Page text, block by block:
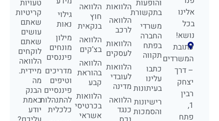
אלינו
בכל
נושא!
כתובת
המשרדים
– דרך
יצחק
רבין
1,
פתח
והופעות
בתקשורת
משרדי
החברה
בפתח
תקווה
כתבו
עלינו
בעיתונות
רישיונות
והסמכות
הלוואות
הלוואה
לרכב
הלוואות
לעסקים
הלוואות
לעובדי
מדינה
הלוואה
כנגד
הלוואה
חוץ
בנקאית
הלוואה
בצ’קים
הלוואה
בהוראת
קבע
הלוואות
בכרטיסי
אשראי
גילוי
נאות
מילון
מונחים
פיננסים
מדריכים
וטיפים
פיננסיים
להתנהלות
כלכלית
טעויות
קריטיות
שאתם
עושים
שאתם
לוקחים
הלוואה
מיידית.
מה
הבנק
באמת
יודע